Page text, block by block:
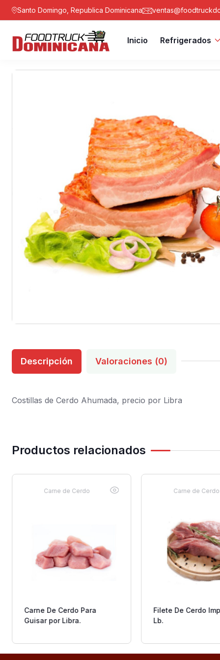
Santo Domingo, Republica Dominicana
Inicio Refrigerados
Descripción Valoraciones (0)
Costillas de Cerdo Ahumada, precio por Libra
Productos relacionados
Carne de Cerdo
Carne De Cerdo Para
Guisar por Libra.
Carne de Cerdo
Filete De Cerdo
Lb.